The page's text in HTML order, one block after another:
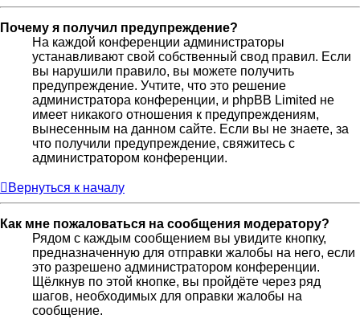
Почему я получил предупреждение?
На каждой конференции администраторы
устанавливают свой собственный свод правил. Если
вы нарушили правило, вы можете получить
предупреждение. Учтите, что это решение
администратора конференции, и phpBB Limited не
имеет никакого отношения к предупреждениям,
вынесенным на данном сайте. Если вы не знаете, за
что получили предупреждение, свяжитесь с
администратором конференции.
Вернуться к началу
Как мне пожаловаться на сообщения модератору?
Рядом с каждым сообщением вы увидите кнопку,
предназначенную для отправки жалобы на него, если
это разрешено администратором конференции.
Щёлкнув по этой кнопке, вы пройдёте через ряд
шагов, необходимых для оправки жалобы на
сообщение.